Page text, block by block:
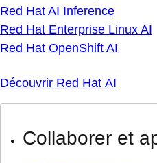
Red Hat AI Inference
Red Hat Enterprise Linux AI
Red Hat OpenShift AI
Découvrir Red Hat AI
Collaborer et